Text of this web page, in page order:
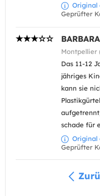
Original
Geprüfter
BARBARA
Montpellier
Das 11-12
jähriges
kann sie
schade für
Original
Geprüfter